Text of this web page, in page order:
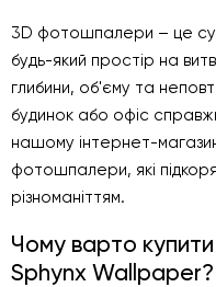
3D фотошпалери – це
будь-який простір на
глибини, об'єму та
будинок або офіс
нашому інтернет-
фотошпалери, які
різноманіттям.
Чому варто
Sphynx Wallpaper?